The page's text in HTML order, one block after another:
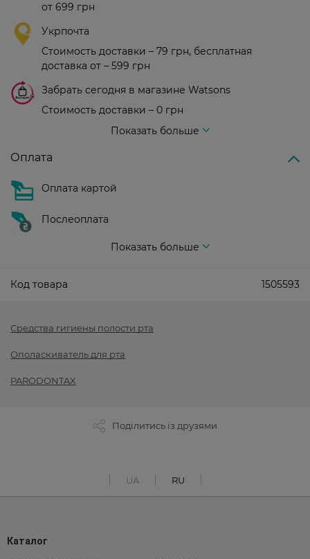
от 699 грн
Укрпочта
Стоимость доставки – 79 грн, бесплатная
доставка от – 599 грн
Забрать сегодня в магазине Watsons
Стоимость доставки – 0 грн
Показать больше
Оплата
Оплата картой
Послеоплата
Показать больше
Код товара 1505593
Средства гигиены полости рта
Ополаскиватель для рта
PARODONTAX
Поділитись із друзями
UA RU
Каталог